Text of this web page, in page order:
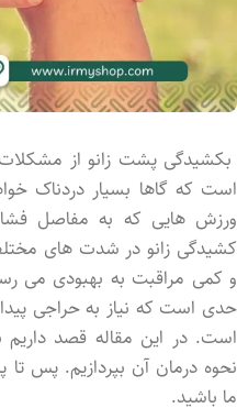
بکشیدگی پشت زانو از مشکلات
است که گاها بسیار دردناک
ورزش هایی که به مفاصل
کشیدگی زانو در شدت های
و کمی مراقبت به بهبودی می
حدی است که نیاز به حراجی
است. در این مقاله قصد
نحوه درمان آن بپردازیم. پس
ما باشید.